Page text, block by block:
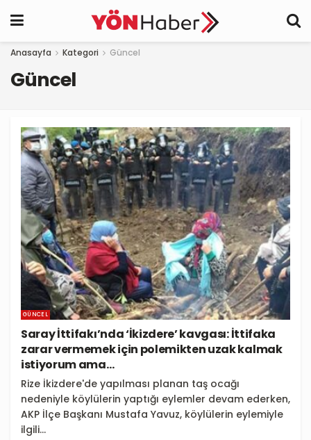
Anasayfa Kategori Güncel
Güncel
GÜNCEL
Saray İttifakı’nda ‘İkizdere’ kavgası: İttifaka
zarar vermemek için polemikten uzak kalmak
istiyorum ama…
Rize İkizdere'de yapılması planan taş ocağı
nedeniyle köylülerin yaptığı eylemler devam ederken,
AKP İlçe Başkanı Mustafa Yavuz, köylülerin eylemiyle
ilgili...